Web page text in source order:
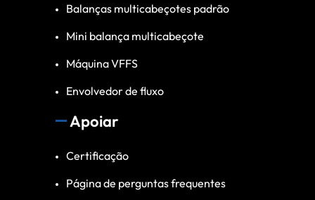
Balanças multicabeçotes padrão
Mini balança multicabeçote
Máquina VFFS
Envolvedor de fluxo
Apoiar
Certificação
Página de perguntas frequentes